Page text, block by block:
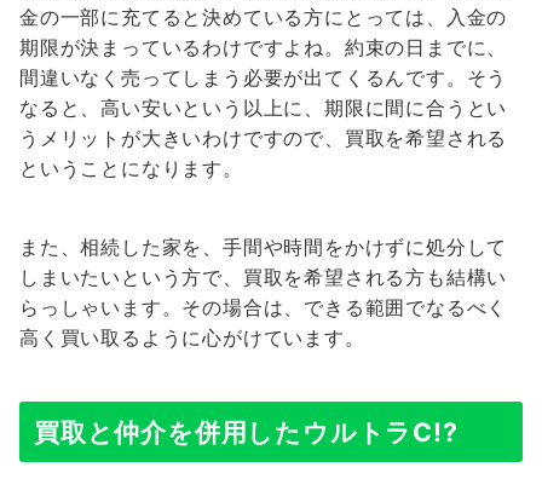
金の一部に充てると決めている方にとっては、入金の
期限が決まっているわけですよね。約束の日までに、
間違いなく売ってしまう必要が出てくるんです。そう
なると、高い安いという以上に、期限に間に合うとい
うメリットが大きいわけですので、買取を希望される
ということになります。
また、相続した家を、手間や時間をかけずに処分して
しまいたいという方で、買取を希望される方も結構い
らっしゃいます。その場合は、できる範囲でなるべく
高く買い取るように心がけています。
買取と仲介を併用したウルトラC!?